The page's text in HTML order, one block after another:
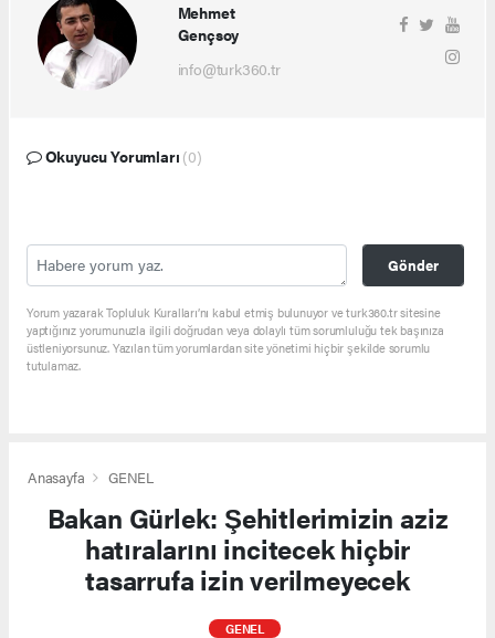
Mehmet
Gençsoy
info@turk360.tr
Okuyucu Yorumları (0)
Gönder
Yorum yazarak Topluluk Kuralları’nı kabul etmiş bulunuyor ve turk360.tr sitesine
yaptığınız yorumunuzla ilgili doğrudan veya dolaylı tüm sorumluluğu tek başınıza
üstleniyorsunuz. Yazılan tüm yorumlardan site yönetimi hiçbir şekilde sorumlu
tutulamaz.
Anasayfa GENEL
Bakan Gürlek: Şehitlerimizin aziz
hatıralarını incitecek hiçbir
tasarrufa izin verilmeyecek
GENEL